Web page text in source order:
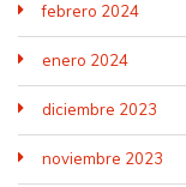
febrero 2024
enero 2024
diciembre 2023
noviembre 2023